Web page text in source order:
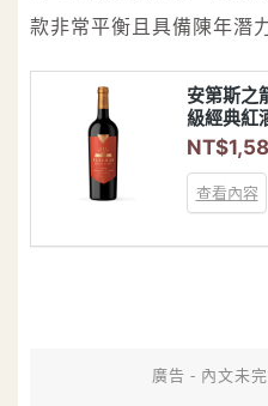
款非常平衡且具備陳年潛
廣告 - 內文未